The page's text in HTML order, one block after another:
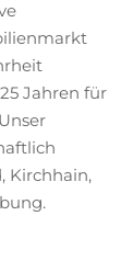
Jahren für
Kirchhain,